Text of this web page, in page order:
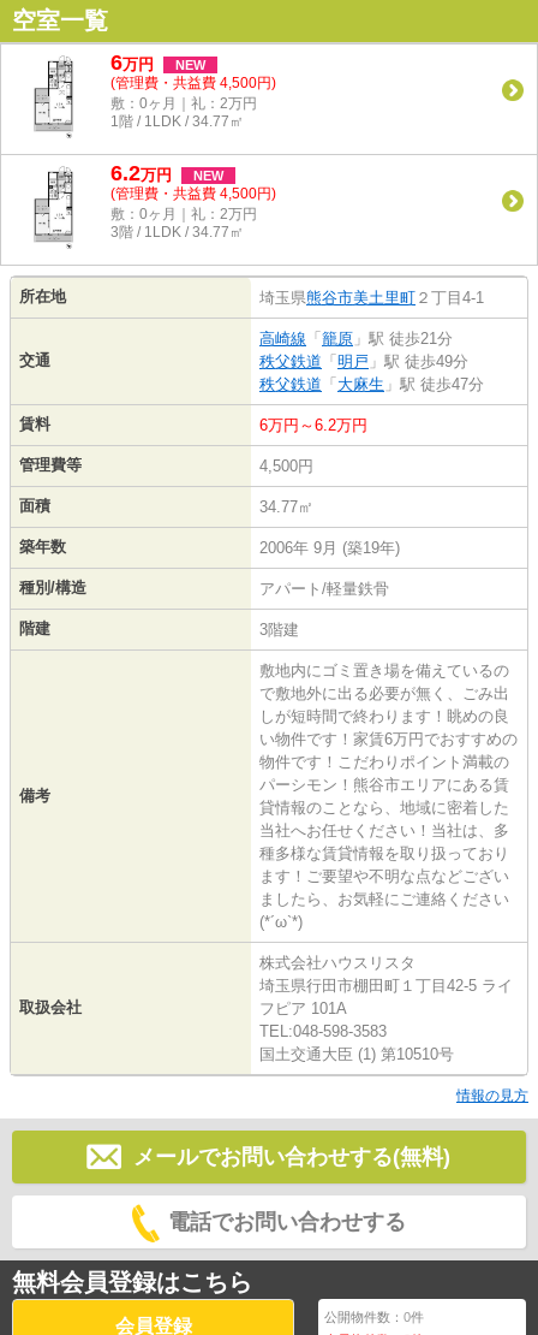
空室一覧
6万円 NEW
(管理費・共益費 4,500円)
敷：0ヶ月｜礼：2万円
1階 / 1LDK / 34.77㎡
6.2万円 NEW
(管理費・共益費 4,500円)
敷：0ヶ月｜礼：2万円
3階 / 1LDK / 34.77㎡
所在地 埼玉県熊谷市美土里町 ２丁目4-1
交通
高崎線 「 籠原 」駅 徒歩21分
秩父鉄道 「 明戸 」駅 徒歩49分
秩父鉄道 「 大麻生 」駅 徒歩47分
賃料 6万円～6.2万円
管理費等 4,500円
面積 34.77㎡
築年数 2006年 9月 (築19年)
種別/構造 アパート/軽量鉄骨
階建 3階建
備考
敷地内にゴミ置き場を備えているの
で敷地外に出る必要が無く、ごみ出
しが短時間で終わります！眺めの良
い物件です！家賃6万円でおすすめの
物件です！こだわりポイント満載の
パーシモン！熊谷市エリアにある賃
貸情報のことなら、地域に密着した
当社へお任せください！当社は、多
種多様な賃貸情報を取り扱っており
ます！ご要望や不明な点などござい
ましたら、お気軽にご連絡ください
(*´ω`*)
取扱会社
株式会社ハウスリスタ
埼玉県行田市棚田町１丁目42-5 ライ
フピア 101A
TEL:048-598-3583
国土交通大臣 (1) 第10510号
情報の見方
メールでお問い合わせする(無料)
電話でお問い合わせする
無料会員登録はこちら
会員登録 公開物件数：0件